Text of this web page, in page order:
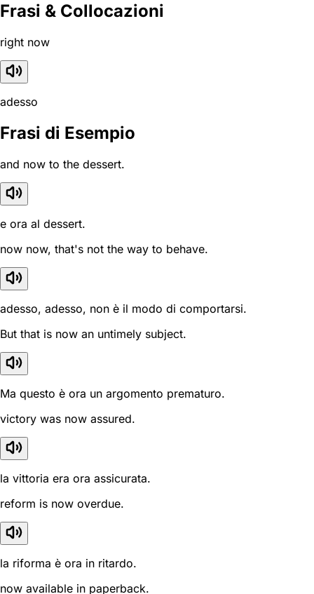
Frasi & Collocazioni
right now
adesso
Frasi di Esempio
and now to the dessert.
e ora al dessert.
now now, that's not the way to behave.
adesso, adesso, non è il modo di comportarsi.
But that is now an untimely subject.
Ma questo è ora un argomento prematuro.
victory was now assured.
la vittoria era ora assicurata.
reform is now overdue.
la riforma è ora in ritardo.
now available in paperback.